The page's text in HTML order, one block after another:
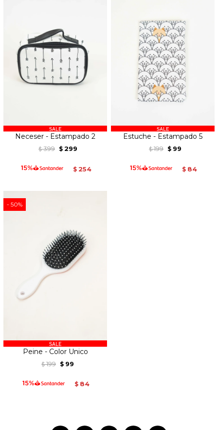
Neceser - Estampado 2
$ 399 $ 299
$ 254
Estuche - Estampado 5
$ 199 $ 99
$ 84
50
Peine - Color Unico
$ 199 $ 99
$ 84